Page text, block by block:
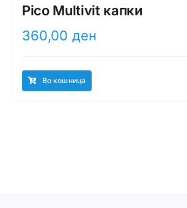
Pico Multivit капки
360,00 ден
Во кошница